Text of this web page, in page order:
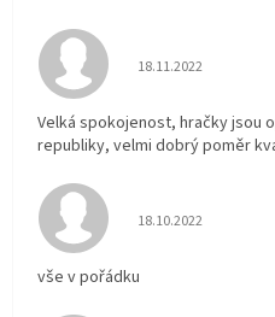
Hodnocení
18.11.2022
Velká spokojenost, hračky jsou
republiky, velmi dobrý poměr
Hodnocení
18.10.2022
vše v pořádku